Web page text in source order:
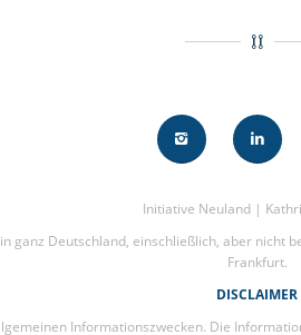
Initiative Neuland |
ganz Deutschland, einschließlich, aber nicht
Frankfurt.
DISCLAIMER
Informationszwecken. Die